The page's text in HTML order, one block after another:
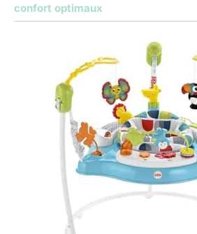
confort optimaux